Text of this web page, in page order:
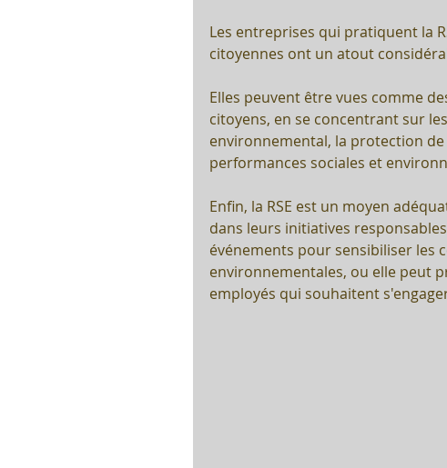
Les entreprises qui pratiquent la
citoyennes ont un atout
Elles peuvent être vues comme
citoyens, en se concentrant sur
environnemental, la protection
performances sociales et
Enfin, la RSE est un moyen
dans leurs initiatives
événements pour sensibiliser les
environnementales, ou elle peut
employés qui souhaitent